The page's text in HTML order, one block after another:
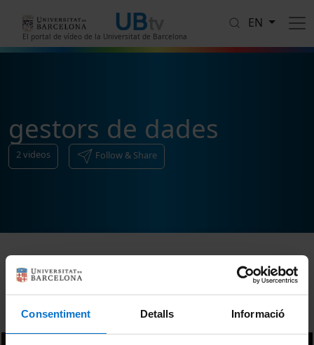
Consentiment Detalls Informació
El portal de vídeo de la Universitat de Barcelona
EN
gestors de dades
2videos Follow & Share
Sort